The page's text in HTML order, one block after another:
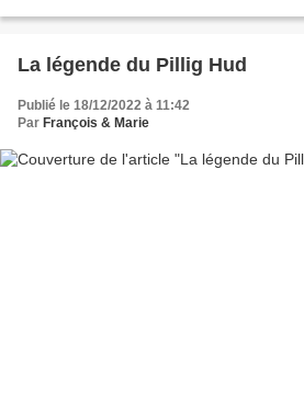
La légende du Pillig Hud
Publié le 18/12/2022 à 11:42
Par François & Marie